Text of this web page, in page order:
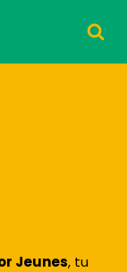
Jeunes, tu